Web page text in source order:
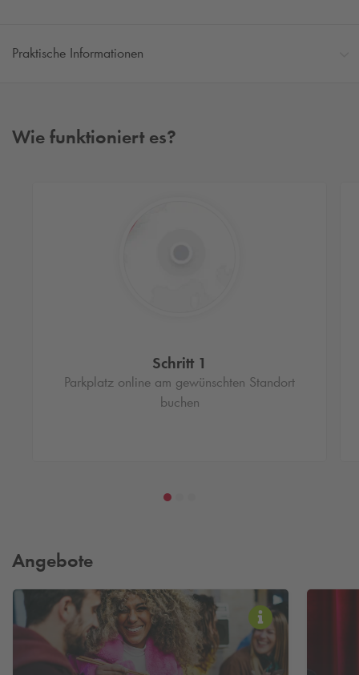
Praktische Informationen
Wie funktioniert es?
Schritt 1
Parkplatz online am gewünschten Standort
buchen
Angebote